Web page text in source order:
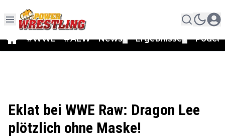
#WWE #AEW News Ergebnisse
Eklat bei WWE Raw: Dragon Lee
plötzlich ohne Maske!